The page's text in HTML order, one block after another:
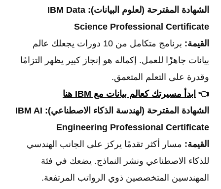
الشهادة المقترحة (لعلوم البيانات): IBM Data
Science Professional Certificate
القيمة:
برنامج متكامل من 10 دورات يجعلك عالم
بيانات جاهزًا للعمل. إكماله هو إنجاز كبير يظهر التزامًا
وقدرة على التعلم المتعمق.
👈 ابدأ مسيرتك كعالم بيانات مع IBM هنا
الشهادة المقترحة (لهندسة الذكاء الاصطناعي): IBM AI
Engineering Professional Certificate
القيمة: مسار أكثر تقدمًا يركز على الجانب الهندسي
للذكاء الاصطناعي ونشر النماذج. يضعك في فئة
المهندسين المتخصصين ذوي الرواتب المرتفعة.